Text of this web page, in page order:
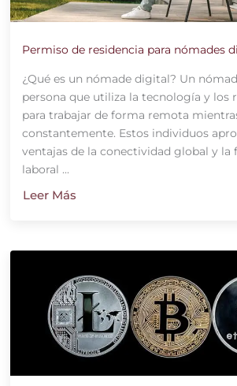
Permiso de residencia para nómades
¿Qué es un nómade digital? Un
persona que utiliza la tecnología y los
para trabajar de forma remota
constantemente. Estos individuos
ventajas de la conectividad global y la
laboral ...
Leer Más